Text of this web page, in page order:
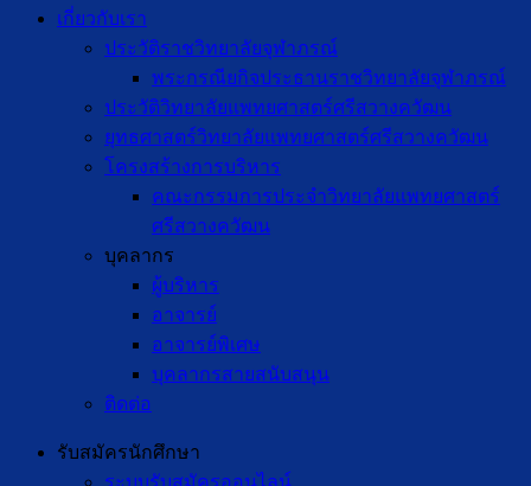
เกี่ยวกับเรา
ประวัติราชวิทยาลัยจุฬาภรณ์
พระกรณียกิจประธานราชวิทยาลัยจุฬาภรณ์
ประวัติวิทยาลัยแพทยศาสตร์ศรีสวางควัฒน
ยุทธศาสตร์วิทยาลัยแพทยศาสตร์ศรีสวางควัฒน
โครงสร้างการบริหาร
คณะกรรมการประจำวิทยาลัยแพทยศาสตร์
ศรีสวางควัฒน
บุคลากร
ผู้บริหาร
อาจารย์
อาจารย์พิเศษ
บุคลากรสายสนับสนุน
ติดต่อ
รับสมัครนักศึกษา
ระบบรับสมัครออนไลน์